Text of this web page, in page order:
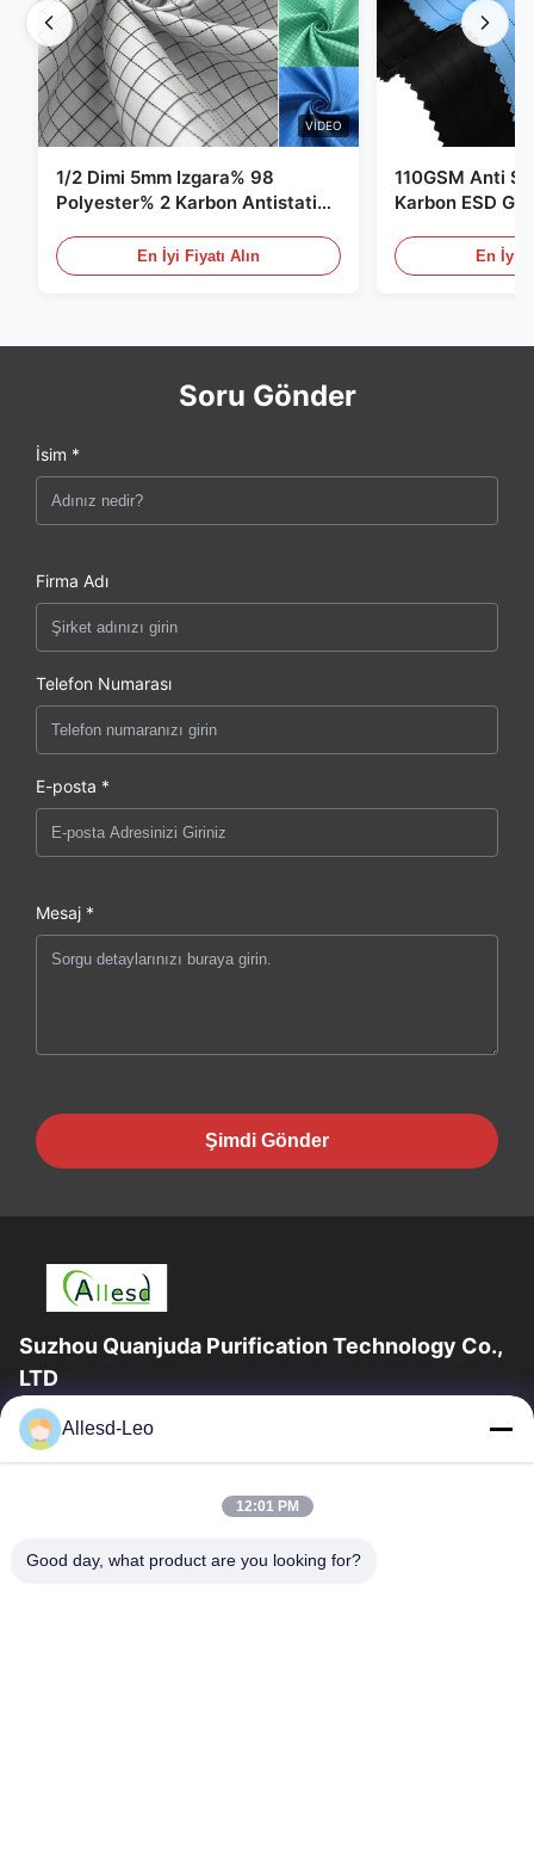
VIDEO
1/2 Dimi 5mm Izgara% 98
Polyester% 2 Karbon Antistatik
En İyi Fiyatı Alın
110GSM Anti
Karbon ESD
En İyi
Soru Gönder
İsim *
Firma Adı
Telefon Numarası
E-posta *
Mesaj *
Şimdi Gönder
Suzhou Quanjuda Purification Technology Co.,
LTD
16 yıllık Tecrübe, ESD ve Temiz Oda ürünlerinin lider üreticisi ve
ihracatçısı olarak, eksiksiz bir ESD ve Temiz Oda ekipmanı ve
Ev
Ürün:% S
Allesd-Leo
12:01 PM
Good day, what product are you looking for?